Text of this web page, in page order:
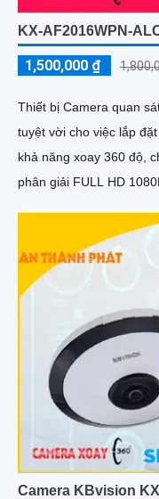
KX-AF2016WPN-
1,500,000 ₫
Thiết bị Camera quan
tuyệt vời cho việc lắp đặt
khả năng xoay 360 độ,
phân giải FULL HD
Camera KBvision